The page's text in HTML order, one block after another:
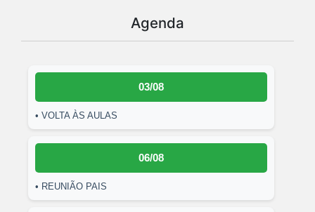
Agenda
03/08
• VOLTA ÀS AULAS
06/08
• REUNIÃO PAIS